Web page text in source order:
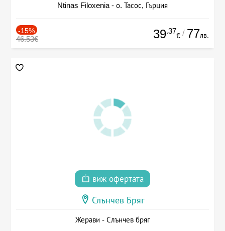
Ntinas Filoxenia - о. Тасос, Гърция
-15%
46.53€ 39.37
€ / 77лв.
виж офертата
Слънчев Бряг
Жерави - Слънчев бряг